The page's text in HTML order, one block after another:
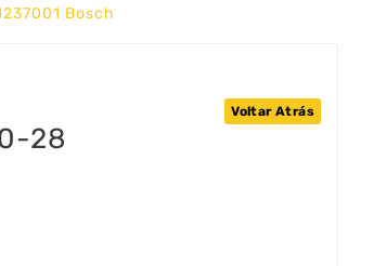
Bosch
Voltar Atrás
28